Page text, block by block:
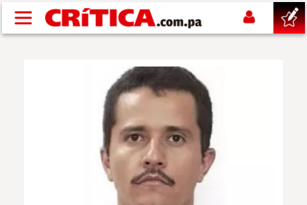
Pasar al contenido principal